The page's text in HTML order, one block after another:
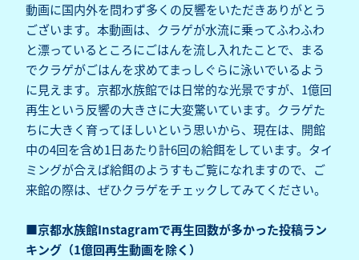
動画に国内外を問わず多くの反響をいただきありがとう
ございます。本動画は、クラゲが水流に乗ってふわふわ
と漂っているところにごはんを流し入れたことで、まる
でクラゲがごはんを求めてまっしぐらに泳いでいるよう
に見えます。京都水族館では日常的な光景ですが、1億回
再生という反響の大きさに大変驚いています。クラゲた
ちに大きく育ってほしいという思いから、現在は、開館
中の4回を含め1日あたり計6回の給餌をしています。タイ
ミングが合えば給餌のようすもご覧になれますので、ご
来館の際は、ぜひクラゲをチェックしてみてください。
■京都水族館Instagramで再生回数が多かった投稿ラン
キング（1億回再生動画を除く）